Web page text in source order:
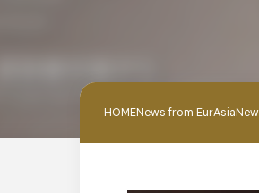
HOMENews from EurAsia